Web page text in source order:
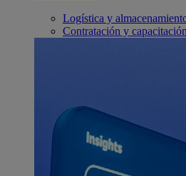
Logística y
Contratación y capacitación